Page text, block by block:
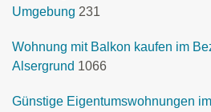
Umgebung 231
Wohnung mit Balkon kaufen im
Alsergrund 1066
Günstige Eigentumswohnungen